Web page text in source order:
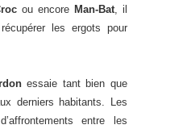
ou encore Man-Bat, il
les ergots pour
essaie tant bien que
derniers habitants. Les
entre les